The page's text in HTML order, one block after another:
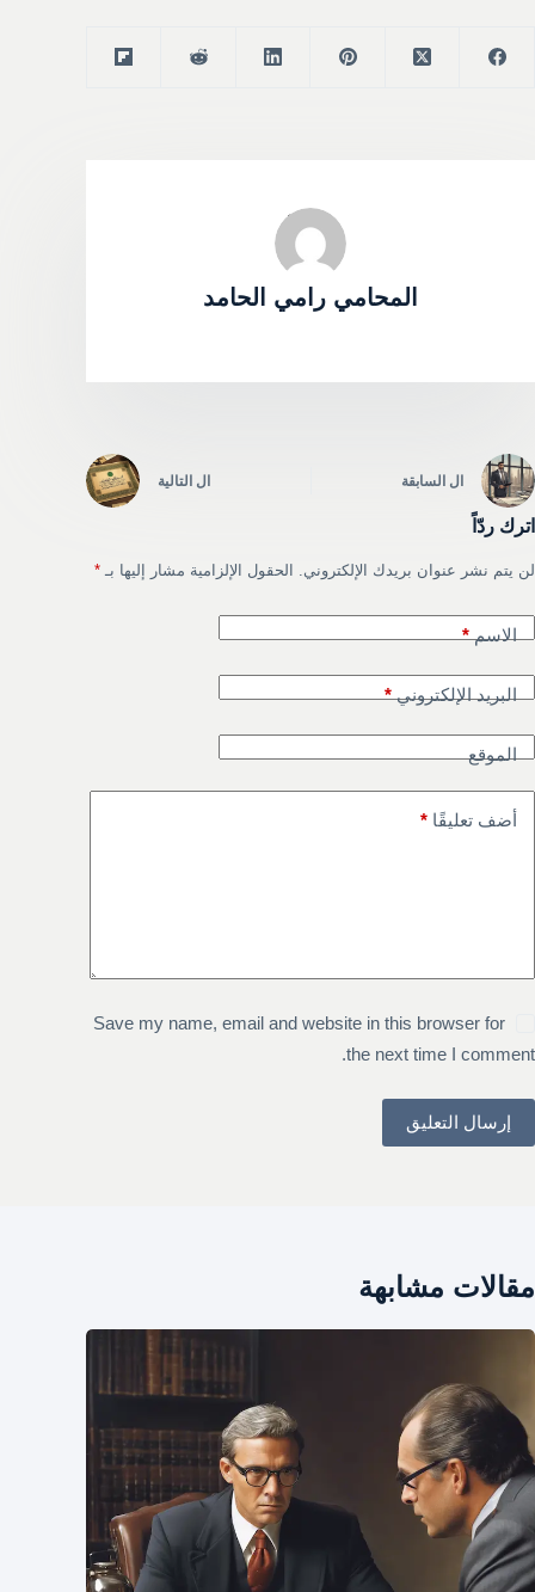
المحامي رامي الحامد
ال السابقة ال التالية
اترك ردّاً
لن يتم نشر عنوان بريدك الإلكتروني. الحقول الإلزامية مشار إليها بـ *
الاسم*
البريد الإلكتروني*
الموقع
أضف تعليقًا *
Save my name, email and website in this browser for
the next time I comment.
إرسال التعليق
مقالات مشابهة